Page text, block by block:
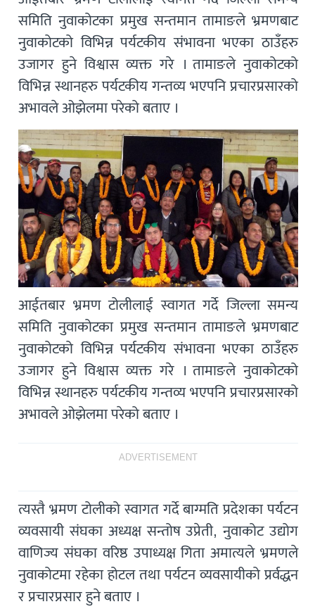
समिति नुवाकोटका प्रमुख सन्तमान तामाङले भ्रमणबाट
नुवाकोटको विभिन्न पर्यटकीय संभावना भएका ठाउँहरु
उजागर हुने विश्वास व्यक्त गरे । तामाङले नुवाकोटको
विभिन्न स्थानहरु पर्यटकीय गन्तव्य भएपनि प्रचारप्रसारको
अभावले ओझेलमा परेको बताए ।
आईतबार भ्रमण टोलीलाई स्वागत गर्दे जिल्ला समन्य
समिति नुवाकोटका प्रमुख सन्तमान तामाङले भ्रमणबाट
नुवाकोटको विभिन्न पर्यटकीय संभावना भएका ठाउँहरु
उजागर हुने विश्वास व्यक्त गरे । तामाङले नुवाकोटको
विभिन्न स्थानहरु पर्यटकीय गन्तव्य भएपनि प्रचारप्रसारको
अभावले ओझेलमा परेको बताए ।
ADVERTISEMENT
त्यस्तै भ्रमण टोलीको स्वागत गर्दे बाग्मति प्रदेशका पर्यटन
व्यवसायी संघका अध्यक्ष सन्तोष उप्रेती, नुवाकोट उद्योग
वाणिज्य संघका वरिष्ठ उपाध्यक्ष गिता अमात्यले भ्रमणले
नुवाकोटमा रहेका होटल तथा पर्यटन व्यवसायीको प्रर्वद्धन
र प्रचारप्रसार हुने बताए ।